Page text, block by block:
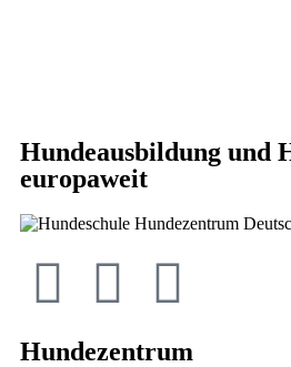
Hundeausbildung und
europaweit
Hundezentrum